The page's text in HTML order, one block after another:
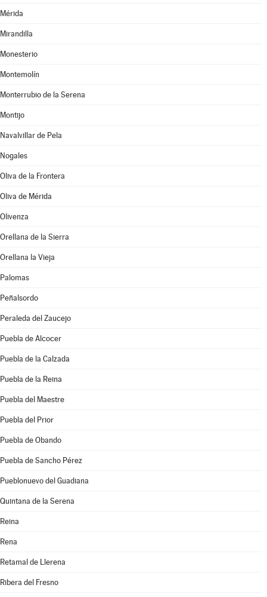
Mérida
Mirandilla
Monesterio
Montemolín
Monterrubio de la Serena
Montijo
Navalvillar de Pela
Nogales
Oliva de la Frontera
Oliva de Mérida
Olivenza
Orellana de la Sierra
Orellana la Vieja
Palomas
Peñalsordo
Peraleda del Zaucejo
Puebla de Alcocer
Puebla de la Calzada
Puebla de la Reina
Puebla del Maestre
Puebla del Prior
Puebla de Obando
Puebla de Sancho Pérez
Pueblonuevo del Guadiana
Quintana de la Serena
Reina
Rena
Retamal de Llerena
Ribera del Fresno